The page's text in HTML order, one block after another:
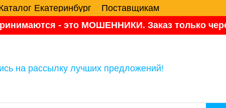
Екатеринбург
Поставщикам
- это МОШЕННИКИ. Заказ только
на рассылку лучших предложений!